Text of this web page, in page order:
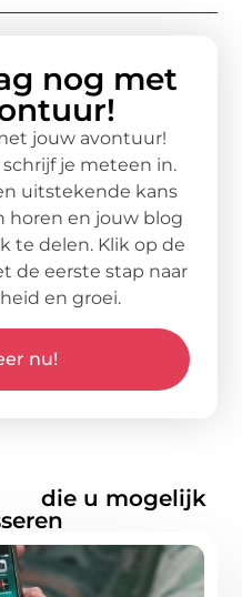
nog met
jouw avontuur!
je meteen in.
uitstekende kans
horen en jouw blog
te delen. Klik op de
de eerste stap naar
en groei.
nu!
die u mogelijk